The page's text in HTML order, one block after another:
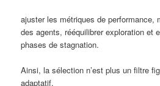
ajuster les métriques de performance,
des agents, rééquilibrer exploration et
phases de stagnation.
Ainsi, la sélection n’est plus un filtre
adaptatif.